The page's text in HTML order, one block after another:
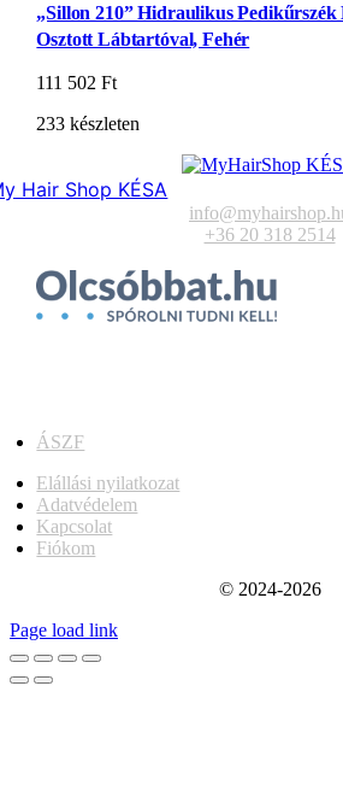
„Sillon 210” Hidraulikus
Osztott Lábtartóval, Fehér
111 502Ft
233 készleten
Hair Shop KÉSA
+36 20 318 2514
ÁSZF
Elállási nyilatkozat
Adatvédelem
Kapcsolat
Fiókom
© 2024-2026
Page load link